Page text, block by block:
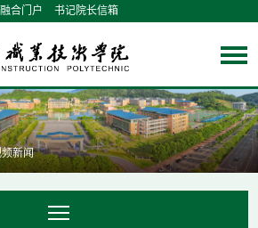
融合门户 书记院长信箱
频新闻